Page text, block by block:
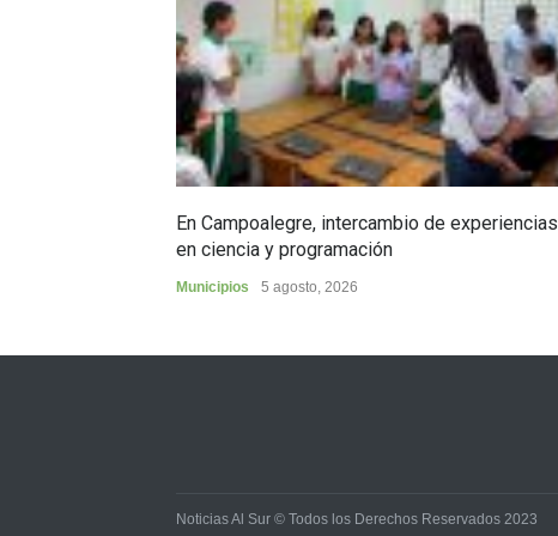
En Campoalegre, intercambio de experiencias
en ciencia y programación
Municipios 5 agosto, 2026
Noticias Al Sur © Todos los Derechos Reservados 2023